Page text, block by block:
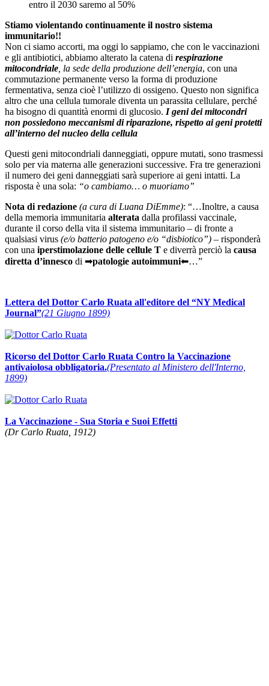
entro il 2030 saremo al 50%
Stiamo violentando continuamente il nostro sistema
immunitario!!
Non ci siamo accorti, ma oggi lo sappiamo, che con le vaccinazioni
e gli antibiotici, abbiamo alterato la catena di respirazione
mitocondriale , la sede della produzione dell’energia, con una
commutazione permanente verso la forma di produzione
fermentativa, senza cioè l’utilizzo di ossigeno. Questo non significa
altro che una cellula tumorale diventa un parassita cellulare, perché
ha bisogno di quantità enormi di glucosio. I geni dei mitocondri
non possiedono meccanismi di riparazione, rispetto ai geni protetti
all’interno del nucleo della cellula
Questi geni mitocondriali danneggiati, oppure mutati, sono trasmessi
solo per via materna alle generazioni successive. Fra tre generazioni
il numero dei geni danneggiati sarà superiore ai geni intatti. La
risposta è una sola: “o cambiamo… o muoriamo”
Nota di redazione (a cura di Luana DiEmme): “…Inoltre, a causa
della memoria immunitaria alterata dalla profilassi vaccinale,
durante il corso della vita il sistema immunitario – di fronte a
qualsiasi virus (e/o batterio patogeno e/o “disbiotico”) – risponderà
con una iperstimolazione delle cellule T e diverrà perciò la causa
diretta d’innesco di ➡patologie autoimmuni⬅…”
Lettera del Dottor Carlo Ruata all'editore del “NY Medical
Journal”(21 Giugno 1899)
Ricorso del Dottor Carlo Ruata Contro la Vaccinazione
antivaiolosa obbligatoria.(Presentato al Ministero dell'Interno,
1899)
La Vaccinazione - Sua Storia e Suoi Effetti
(Dr Carlo Ruata, 1912)